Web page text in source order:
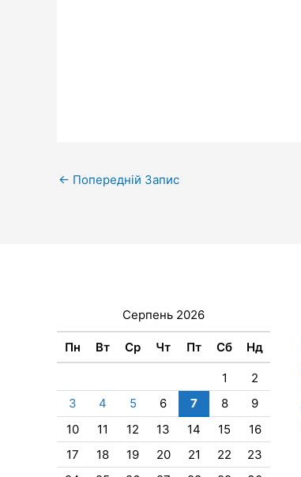
← Попередній Запис
Серпень 2026
Пн Вт Ср Чт Пт Сб Нд
1
2
3
4 5 6 7 8
9
10
11 12 13 14 15
16
17
18 19 20 21 22
23